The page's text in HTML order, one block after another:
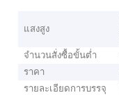
แสงสูง
จำนวนสั่งซื้อขั้นต่ำ
ราคา
รายละเอียดการบรรจุ